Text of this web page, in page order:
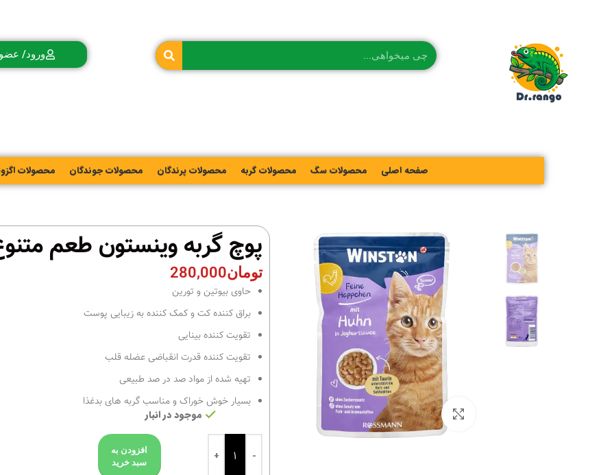
ورود/
صفحه اصلی محصولات سگ محصولات گربه محصولات پرندگان محصولات جوندگان محصولات
برای بزرگنمایی کلیک کنید
پوچ گربه وینستون طعم
تومان280,000
حاوی بیوتین و تورین
براق کننده کت و کمک کننده به زیبایی پوست
تقویت کننده بینایی
تقویت کننده قدرت انقباضی عضله قلب
تهیه شده از مواد صد در صد طبیعی
بسیار خوش خوراک و مناسب گربه های بدغذا
موجود در انبار
افزودن به
سبد خرید